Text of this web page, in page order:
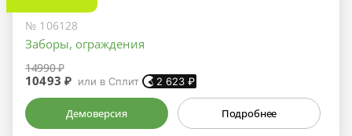
№ 106128
Заборы, ограждения
14990 ₽
10493 ₽ или в Сплит 2 623 ₽
Демоверсия Подробнее